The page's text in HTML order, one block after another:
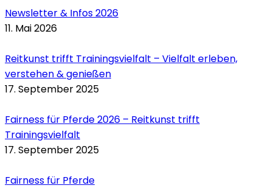
Newsletter & Infos 2026
11. Mai 2026
Reitkunst trifft Trainingsvielfalt – Vielfalt erleben,
verstehen & genießen
17. September 2025
Fairness für Pferde 2026 – Reitkunst trifft
Trainingsvielfalt
17. September 2025
Fairness für Pferde